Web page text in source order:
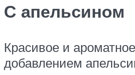
С апельсином
Красивое и
добавлением